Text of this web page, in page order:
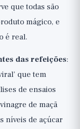
que todas são
mágico, e
é real.
das refeições:
que tem
de ensaios
de maçã
níveis de açúcar